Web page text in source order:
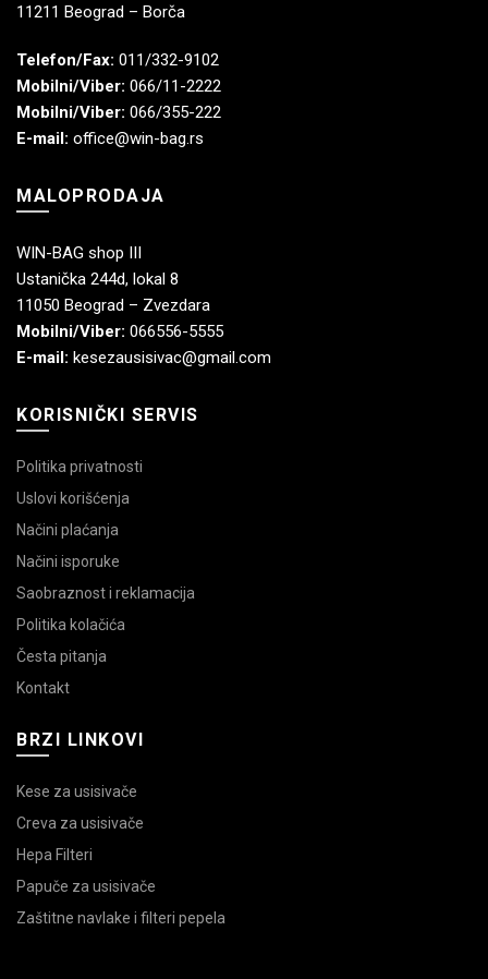
11211 Beograd – Borča
Telefon/Fax: 011/332-9102
Mobilni/Viber: 066/11-2222
Mobilni/Viber: 066/355-222
E-mail: office@win-bag.rs
MALOPRODAJA
WIN-BAG shop III
Ustanička 244d, lokal 8
11050 Beograd – Zvezdara
Mobilni/Viber: 066556-5555
E-mail: kesezausisivac@gmail.com
KORISNIČKI SERVIS
Politika privatnosti
Uslovi korišćenja
Načini plaćanja
Načini isporuke
Saobraznost i reklamacija
Politika kolačića
Česta pitanja
Kontakt
BRZI LINKOVI
Kese za usisivače
Creva za usisivače
Hepa Filteri
Papuče za usisivače
Zaštitne navlake i filteri pepela